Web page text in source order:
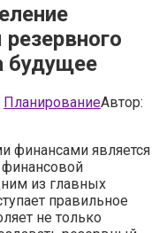
будущее
ПланированиеАвтор:
финансами является
из главных
правильное
не только